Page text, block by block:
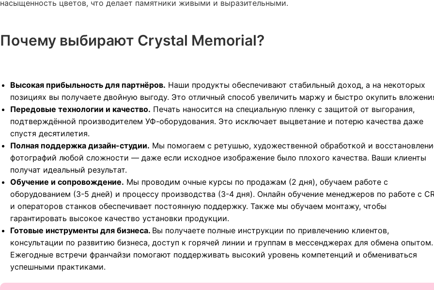
насыщенность цветов, что делает памятники живыми и выразительными.
Почему выбирают Crystal Memorial?
Высокая прибыльность для партнёров. Наши продукты обеспечивают стабильный доход, а на некоторых
позициях вы получаете двойную выгоду. Это отличный способ увеличить маржу и быстро окупить
Передовые технологии и качество. Печать наносится на специальную пленку с защитой от выгорания,
подтверждённой производителем УФ-оборудования. Это исключает выцветание и потерю качества даже
спустя десятилетия.
Полная поддержка дизайн-студии. Мы помогаем с ретушью, художественной обработкой и
фотографий любой сложности — даже если исходное изображение было плохого качества. Ваши клиенты
получат идеальный результат.
Обучение и сопровождение. Мы проводим очные курсы по продажам (2 дня), обучаем работе с
оборудованием (3-5 дней) и процессу производства (3-4 дня). Онлайн обучение менеджеров по работе с
и операторов станков обеспечивает постоянную поддержку. Также мы обучаем монтажу, чтобы
гарантировать высокое качество установки продукции.
Готовые инструменты для бизнеса. Вы получаете полные инструкции по привлечению клиентов,
консультации по развитию бизнеса, доступ к горячей линии и группам в мессенджерах для обмена опытом.
Ежегодные встречи франчайзи помогают поддерживать высокий уровень компетенций и обмениваться
успешными практиками.